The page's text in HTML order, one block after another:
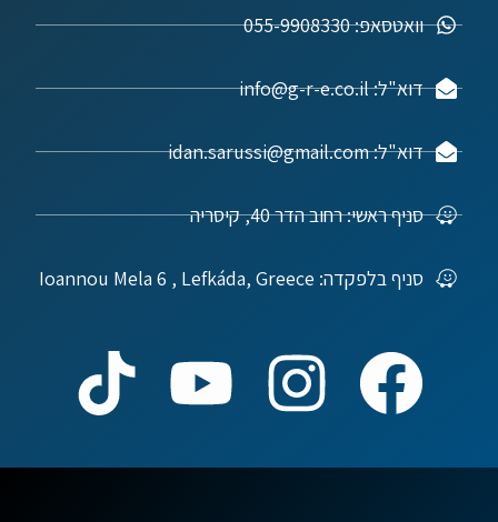
וואטסאפ: 055-9908330
דוא"ל: info@g-r-e.co.il
דוא"ל: idan.sarussi@gmail.com
סניף ראשי: רחוב הדר 40, קיסריה
סניף בלפקדה: Ioannou Mela 6 , Lefkáda, Greece